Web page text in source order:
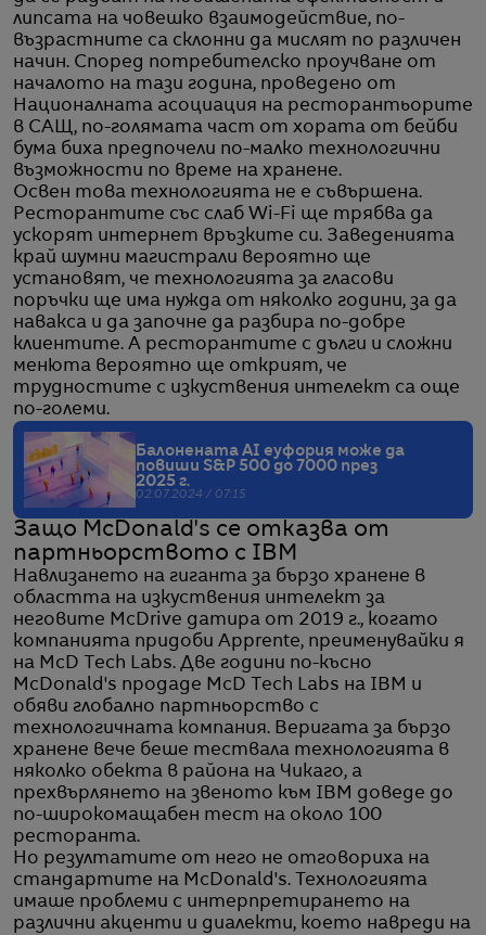
липсата на човешко взаимодействие, по-
възрастните са склонни да мислят по различен
начин. Според потребителско проучване от
началото на тази година, проведено от
Националната асоциация на ресторантьорите
в САЩ, по-голямата част от хората от бейби
бума биха предпочели по-малко технологични
възможности по време на хранене.
Освен това технологията не е съвършена.
Ресторантите със слаб Wi-Fi ще трябва да
ускорят интернет връзките си. Заведенията
край шумни магистрали вероятно ще
установят, че технологията за гласови
поръчки ще има нужда от няколко години, за да
навакса и да започне да разбира по-добре
клиентите. А ресторантите с дълги и сложни
менюта вероятно ще открият, че
трудностите с изкуствения интелект са още
по-големи.
Балонената AI еуфория може да
повиши S&P 500 до 7000 през
2025 г.
02.07.2024 / 07:15
Защо McDonald's се отказва от
партньорството с IBM
Навлизането на гиганта за бързо хранене в
областта на изкуствения интелект за
неговите McDrive датира от 2019 г., когато
компанията придоби Apprente, преименувайки я
на McD Tech Labs. Две години по-късно
McDonald's продаде McD Tech Labs на IBM и
обяви глобално партньорство с
технологичната компания. Веригата за бързо
хранене вече беше тествала технологията в
няколко обекта в района на Чикаго, а
прехвърлянето на звеното към IBM доведе до
по-широкомащабен тест на около 100
ресторанта.
Но резултатите от него не отговориха на
стандартите на McDonald's. Технологията
имаше проблеми с интерпретирането на
различни акценти и диалекти, което навреди на